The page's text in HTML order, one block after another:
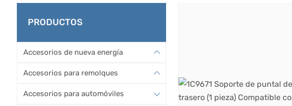
PRODUCTOS
Accesorios de nueva energía
Accesorios para remolques
Accesorios para automóviles